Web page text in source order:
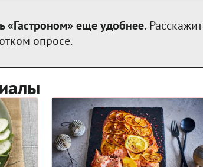
«Гастроном» еще удобнее.
опросе.